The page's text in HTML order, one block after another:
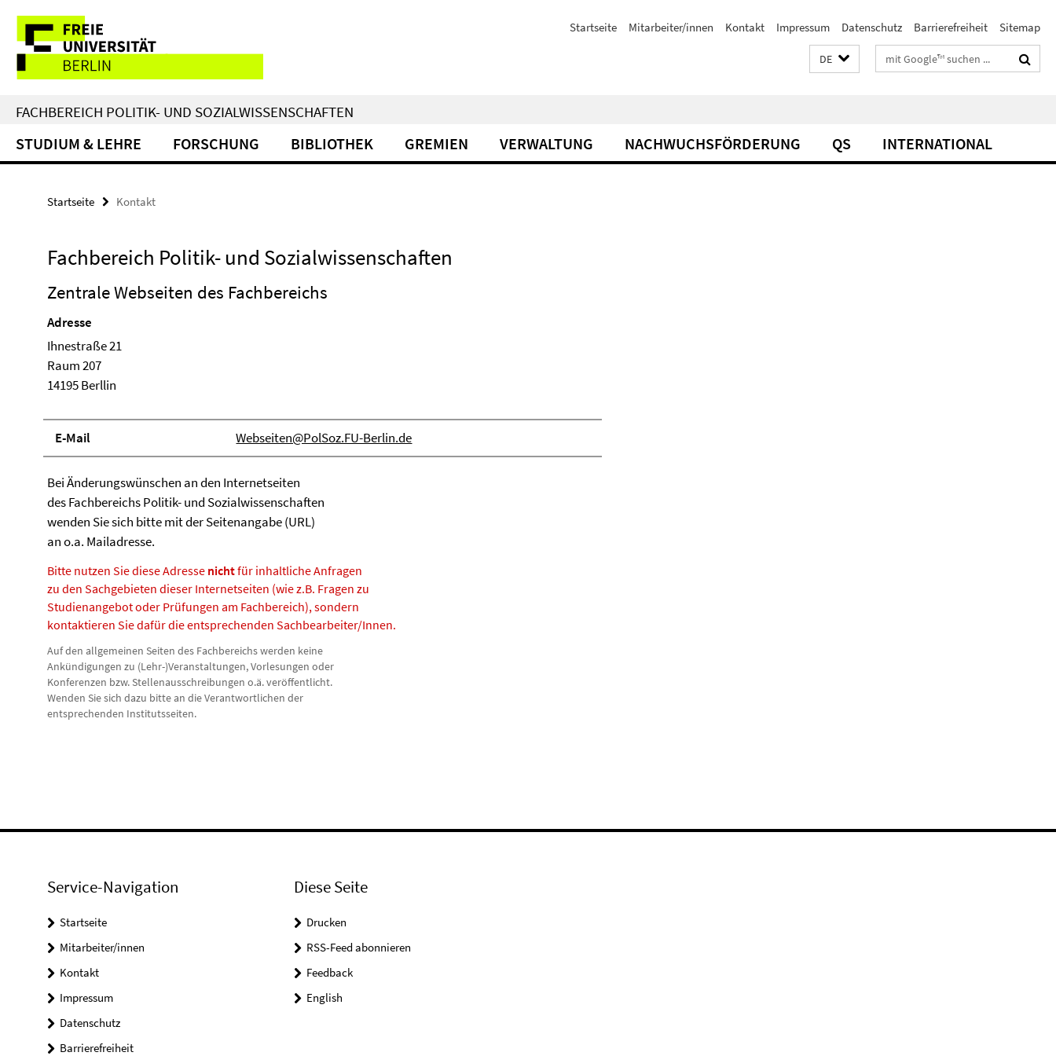
direkt
Inhalt
Service-
Navigation
Startseite Mitarbeiter/innen Kontakt Impressum Datenschutz Barrierefreiheit Sitemap
DE Suchbegriffe
FACHBEREICH POLITIK- UND SOZIALWISSENSCHAFTEN
STUDIUM & LEHRE FORSCHUNG BIBLIOTHEK GREMIEN VERWALTUNG NACHWUCHSFÖRDERUNG QS INTERNATIONAL
Startseite Kontakt
Fachbereich Politik- und Sozialwissenschaften
Zentrale Webseiten des Fachbereichs
Adresse
Ihnestraße 21
Raum 207
14195 Berllin
E-Mail Webseiten@PolSoz.FU-Berlin.de
Bei Änderungswünschen an den Internetseiten
des Fachbereichs Politik- und Sozialwissenschaften
wenden Sie sich bitte mit der Seitenangabe (URL)
an o.a. Mailadresse.
Bitte nutzen Sie diese Adresse nichtfür inhaltliche Anfragen
zu den Sachgebieten dieser Internetseiten (wie z.B. Fragen zu
Studienangebot oder Prüfungen am Fachbereich), sondern
kontaktieren Sie dafür die entsprechenden Sachbearbeiter/Innen.
Auf den allgemeinen Seiten des Fachbereichs werden keine
Ankündigungen zu (Lehr-)Veranstaltungen, Vorlesungen oder
Konferenzen bzw. Stellenausschreibungen o.ä. veröffentlicht.
Wenden Sie sich dazu bitte an die Verantwortlichen der
entsprechenden Institutsseiten.
Service-Navigation
Startseite
Mitarbeiter/innen
Kontakt
Impressum
Datenschutz
Barrierefreiheit
Diese Seite
Drucken
RSS-Feed abonnieren
Feedback
English